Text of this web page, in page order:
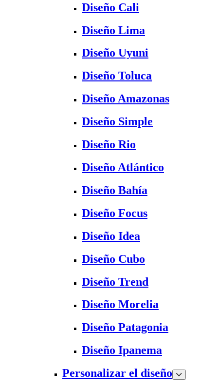
Diseño Cali
Diseño Lima
Diseño Uyuni
Diseño Toluca
Diseño Amazonas
Diseño Simple
Diseño Rio
Diseño Atlántico
Diseño Bahía
Diseño Focus
Diseño Idea
Diseño Cubo
Diseño Trend
Diseño Morelia
Diseño Patagonia
Diseño Ipanema
Personalizar el diseño